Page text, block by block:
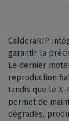
CalderaRIP
garantir la
Le dernier
reproduction
tandis que le
permet de
dégradés,